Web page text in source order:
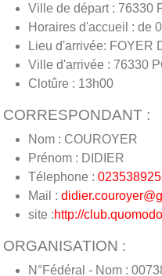
Ville de départ : 76330
Horaires d'accueil : de
Lieu d'arrivée: FOYER
Ville d'arrivée : 76330
Clotûre : 13h00
CORRESPONDANT :
Nom : COUROYER
Prénom : DIDIER
Télephone :
Mail :
site :http://
ORGANISATION :
N°Fédéral - Nom :